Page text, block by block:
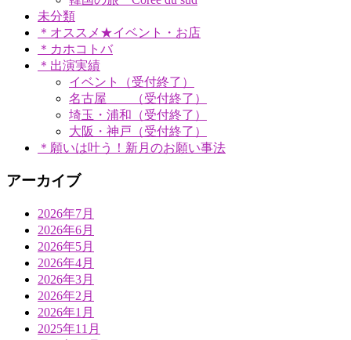
未分類
＊オススメ★イベント・お店
＊カホコトバ
＊出演実績
イベント（受付終了）
名古屋 （受付終了）
埼玉・浦和（受付終了）
大阪・神戸（受付終了）
＊願いは叶う！新月のお願い事法
アーカイブ
2026年7月
2026年6月
2026年5月
2026年4月
2026年3月
2026年2月
2026年1月
2025年11月